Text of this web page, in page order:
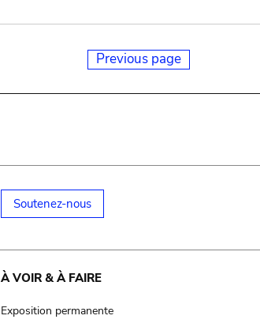
Previous page
Soutenez-nous
À VOIR & À FAIRE
Exposition permanente